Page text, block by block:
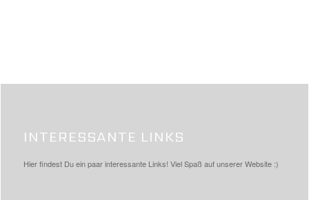
INTERESSANTE LINKS
Hier findest Du ein paar interessante Links! Viel Spaß auf unserer Website :)